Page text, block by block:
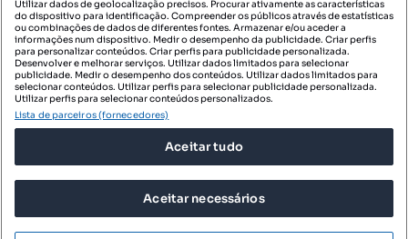
SIGA-NOS:
DESCARREGAR NA:
© 2026 Imovirtual.com, OLX Portugal, S.A.
TERMOS DE UTILIZAÇÃO
Utilizar dados de geolocalização precisos. Procurar ativamente as características
do dispositivo para identificação. Compreender os públicos através de estatísticas
ou combinações de dados de diferentes fontes. Armazenar e/ou aceder a
informações num dispositivo. Medir o desempenho da publicidade. Criar perfis
para personalizar conteúdos. Criar perfis para publicidade personalizada.
Desenvolver e melhorar serviços. Utilizar dados limitados para selecionar
publicidade. Medir o desempenho dos conteúdos. Utilizar dados limitados para
selecionar conteúdos. Utilizar perfis para selecionar publicidade personalizada.
Utilizar perfis para selecionar conteúdos personalizados.
Lista de parceiros (fornecedores)
Aceitar tudo
Aceitar necessários